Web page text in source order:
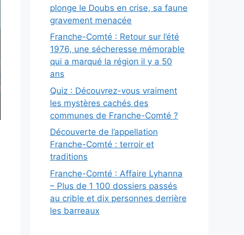
plonge le Doubs en crise, sa faune
gravement menacée
Franche-Comté : Retour sur l’été
1976, une sécheresse mémorable
qui a marqué la région il y a 50
ans
Quiz : Découvrez-vous vraiment
les mystères cachés des
communes de Franche-Comté ?
Découverte de l’appellation
Franche-Comté : terroir et
traditions
Franche-Comté : Affaire Lyhanna
– Plus de 1 100 dossiers passés
au crible et dix personnes derrière
les barreaux